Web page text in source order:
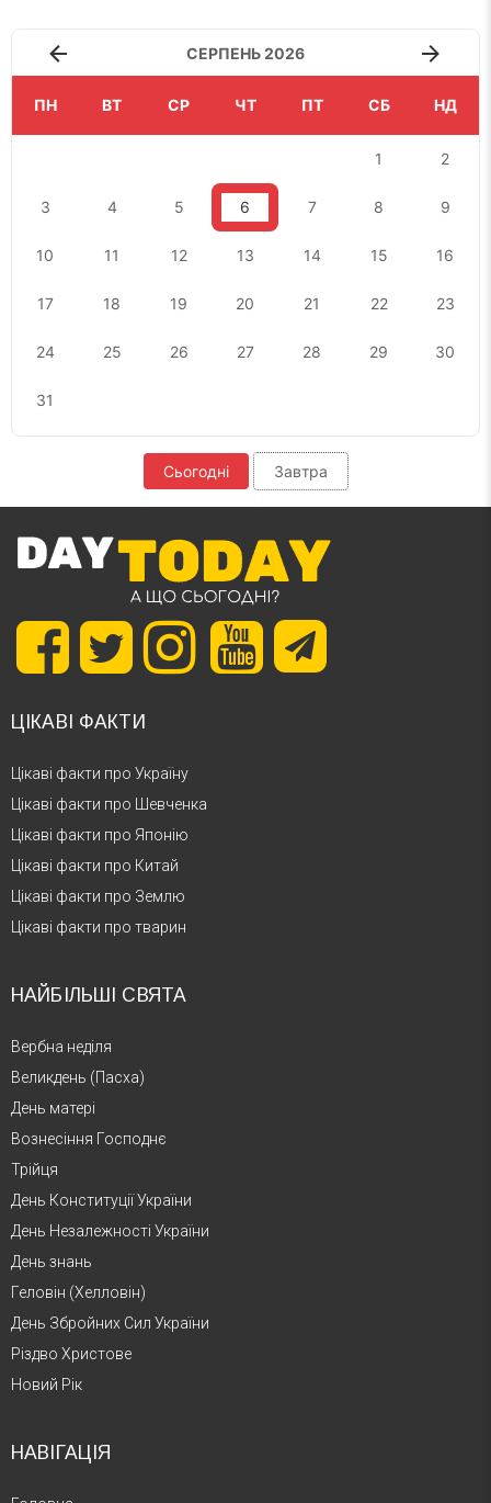
СЕРПЕНЬ 2026
ПН ВТ СР ЧТ ПТ СБ НД
1 2
3 4 5 6 7 8 9
10 11 12 13 14 15 16
17 18 19 20 21 22 23
24 25 26 27 28 29 30
31
Сьогодні Завтра
ЦІКАВІ ФАКТИ
Цікаві факти про Україну
Цікаві факти про Шевченка
Цікаві факти про Японію
Цікаві факти про Китай
Цікаві факти про Землю
Цікаві факти про тварин
НАЙБІЛЬШІ СВЯТА
Вербна неділя
Великдень (Пасха)
День матері
Вознесіння Господнє
Трійця
День Конституції України
День Незалежності України
День знань
Геловін (Хелловін)
День Збройних Сил України
Різдво Христове
Новий Рік
НАВІГАЦІЯ